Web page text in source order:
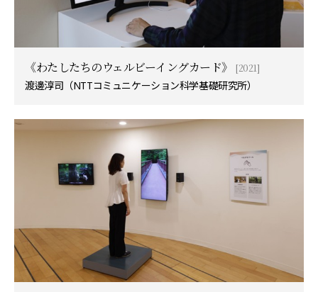
《わたしたちのウェルビーイングカード》
[2021]
渡邊淳司（NTTコミュニケーション科学基礎研究所）